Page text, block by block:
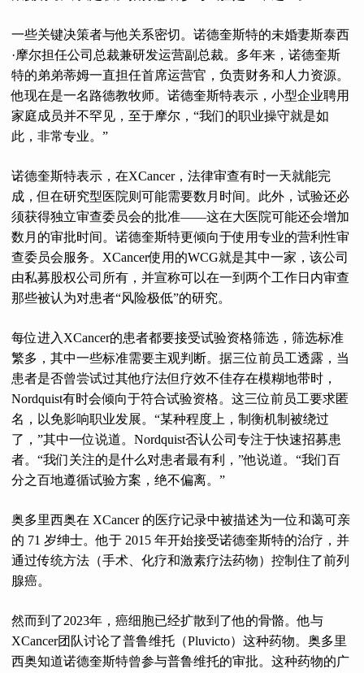
一些关键决策者与他关系密切。诺德奎斯特的未婚妻斯泰西
·摩尔担任公司总裁兼研发运营副总裁。多年来，诺德奎斯
特的弟弟蒂姆一直担任首席运营官，负责财务和人力资源。
他现在是一名路德教牧师。诺德奎斯特表示，小型企业聘用
家庭成员并不罕见，至于摩尔，“我们的职业操守就是如
此，非常专业。”
诺德奎斯特表示，在XCancer，法律审查有时一天就能完
成，但在研究型医院则可能需要数月时间。此外，试验还必
须获得独立审查委员会的批准——这在大医院可能还会增加
数月的审批时间。诺德奎斯特更倾向于使用专业的营利性审
查委员会服务。XCancer使用的WCG就是其中一家，该公司
由私募股权公司所有，并宣称可以在一到两个工作日内审查
那些被认为对患者“风险极低”的研究。
每位进入XCancer的患者都要接受试验资格筛选，筛选标准
繁多，其中一些标准需要主观判断。据三位前员工透露，当
患者是否曾尝试过其他疗法但疗效不佳存在模糊地带时，
Nordquist有时会倾向于符合试验资格。这三位前员工要求匿
名，以免影响职业发展。“某种程度上，制衡机制被绕过
了，”其中一位说道。Nordquist否认公司专注于快速招募患
者。“我们关注的是什么对患者最有利，”他说道。“我们百
分之百地遵循试验方案，绝不偏离。”
奥多里西奥在 XCancer 的医疗记录中被描述为一位和蔼可亲
的 71 岁绅士。他于 2015 年开始接受诺德奎斯特的治疗，并
通过传统方法（手术、化疗和激素疗法药物）控制住了前列
腺癌。
然而到了2023年，癌细胞已经扩散到了他的骨骼。他与
XCancer团队讨论了普鲁维托（Pluvicto）这种药物。奥多里
西奥知道诺德奎斯特曾参与普鲁维托的审批。这种药物的广